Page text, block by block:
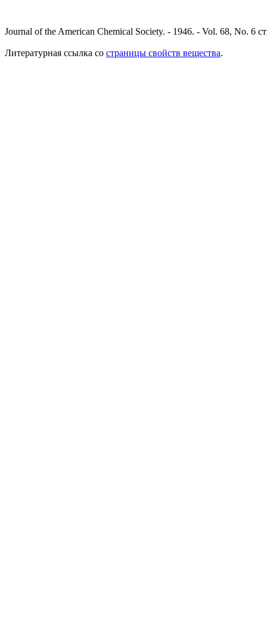
Journal of the American Chemical Society. - 1946. - Vol. 68, No. 6
Литературная ссылка со страницы свойств вещества.